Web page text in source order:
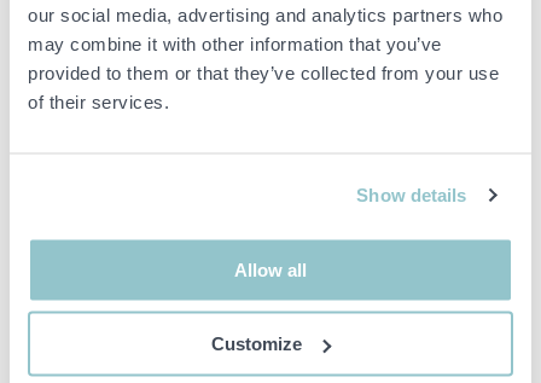
our social media, advertising and analytics partners who
may combine it with other information that you’ve
provided to them or that they’ve collected from your use
of their services.
Show details
Allow all
Customize
Viktig info
OBS! Detta är en tvångsförsäljning då objektet tillhör ett
objekt. Eventuella avvikelser från likvärdiga begagnade varor
Objektet är EJ TESTAT av auktionsfirman om inget annat sägs
i objektsbeskrivningen. Objektsbeskrivningen är framtagen
OBS! Eventuell pall och palltillbehör som syns på bilden
ingår ej i objektet om detta inte är angett i beskrivningen.